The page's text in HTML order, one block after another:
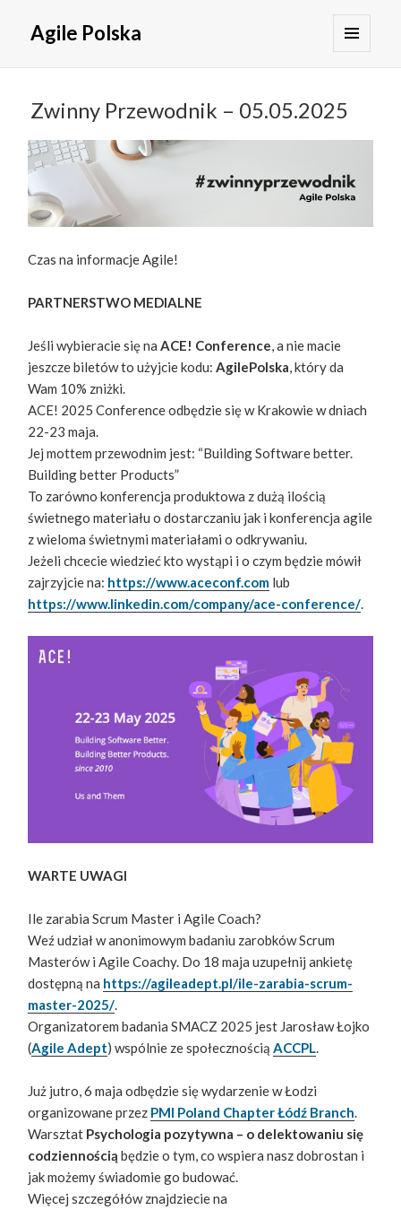
Agile Polska
WIDGETY
Zwinny Przewodnik – 05.05.2025
Czas na informacje Agile!
PARTNERSTWO MEDIALNE
Jeśli wybieracie się na ACE! Conference , a nie macie
jeszcze biletów to użyjcie kodu: AgilePolska , który da
Wam 10% zniżki.
ACE! 2025 Conference odbędzie się w Krakowie w dniach
22-23 maja.
Jej mottem przewodnim jest: “Building Software better.
Building better Products”
To zarówno konferencja produktowa z dużą ilością
świetnego materiału o dostarczaniu jak i konferencja agile
z wieloma świetnymi materiałami o odkrywaniu.
Jeżeli chcecie wiedzieć kto wystąpi i o czym będzie mówił
zajrzyjcie na: https://www.aceconf.com lub
https://www.linkedin.com/company/ace-conference/
WARTE UWAGI
Ile zarabia Scrum Master i Agile Coach?
Weź udział w anonimowym badaniu zarobków Scrum
Masterów i Agile Coachy. Do 18 maja uzupełnij ankietę
dostępną na https://agileadept.pl/ile-zarabia-scrum-
master-2025/.
Organizatorem badania SMACZ 2025 jest Jarosław Łojko
(Agile Adept) wspólnie ze społecznościąACCPL.
Już jutro, 6 maja odbędzie się wydarzenie w Łodzi
organizowane przez PMI Poland Chapter Łódź Branch.
Warsztat Psychologia pozytywna – o delektowaniu się
codziennością będzie o tym, co wspiera nasz dobrostan i
jak możemy świadomie go budować.
Więcej szczegółów znajdziecie na